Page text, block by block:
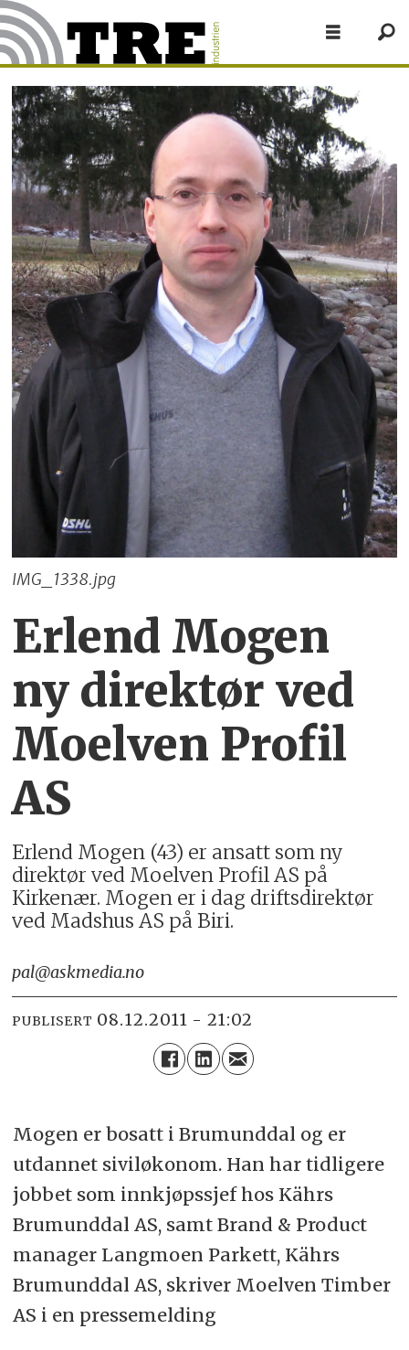
IMG_1338.jpg
Erlend Mogen
ny direktør ved
Moelven Profil
AS
Erlend Mogen (43) er ansatt som ny
direktør ved Moelven Profil AS på
Kirkenær. Mogen er i dag driftsdirektør
ved Madshus AS på Biri.
pal@askmedia.no
PUBLISERT 08.12.2011 - 21:02
Mogen er bosatt i Brumunddal og er
utdannet siviløkonom. Han har tidligere
jobbet som innkjøpssjef hos Kährs
Brumunddal AS, samt Brand & Product
manager Langmoen Parkett, Kährs
Brumunddal AS, skriver Moelven Timber
AS i en pressemelding